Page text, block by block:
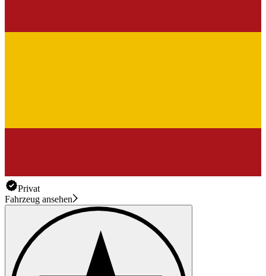
Privat
Fahrzeug ansehen